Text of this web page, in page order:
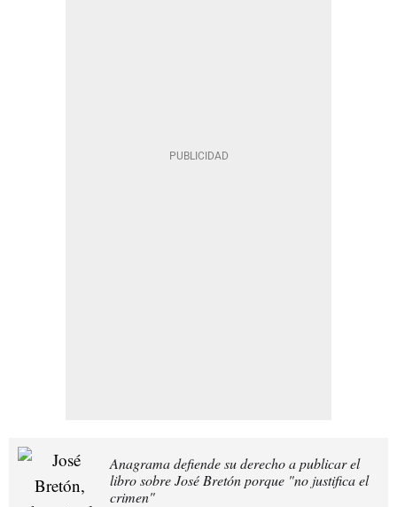
Anagrama defiende su derecho a publicar el
libro sobre José Bretón porque "no justifica el
crimen"